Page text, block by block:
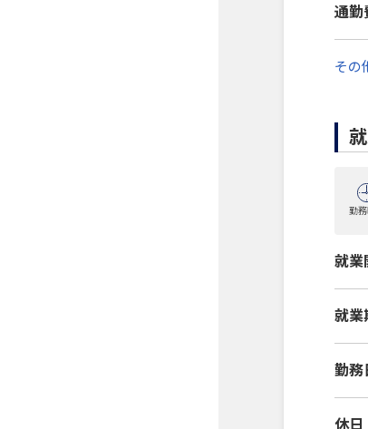
通勤
その
勤
就業
就業
勤務
休日